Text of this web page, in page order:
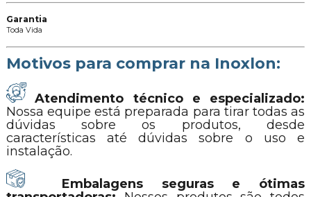
Garantia
Toda Vida
Motivos para comprar na Inoxlon:
Atendimento técnico e especializado:
Nossa equipe está preparada para tirar todas as
dúvidas sobre os produtos, desde
características até dúvidas sobre o uso e
instalação.
Embalagens seguras e ótimas